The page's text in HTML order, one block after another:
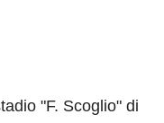
"F. Scoglio" di